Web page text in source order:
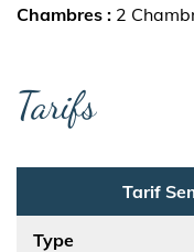
Chambres
2
Tarifs
Tarif
Type